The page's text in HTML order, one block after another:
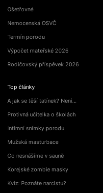
Ošetřovné
Nemocenská OSVČ
Termín porodu
Výpočet mateřské 2026
Rodičovský příspěvek 2026
Top články
A jak se těší tatínek? Není…
Protivná učitelka o školách
Intimní snímky porodu
Mužská masturbace
Co nesnášíme v sauně
Korejské zombie masky
Kvíz: Poznáte narcistu?